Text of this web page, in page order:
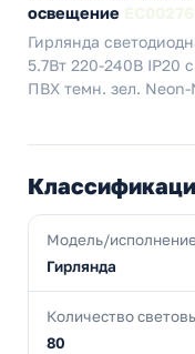
освещение
Гирлянда
5.7Вт 220-240В IP20
ПВХ темн. зел.
Модель/
Гирлянда
Количество
80